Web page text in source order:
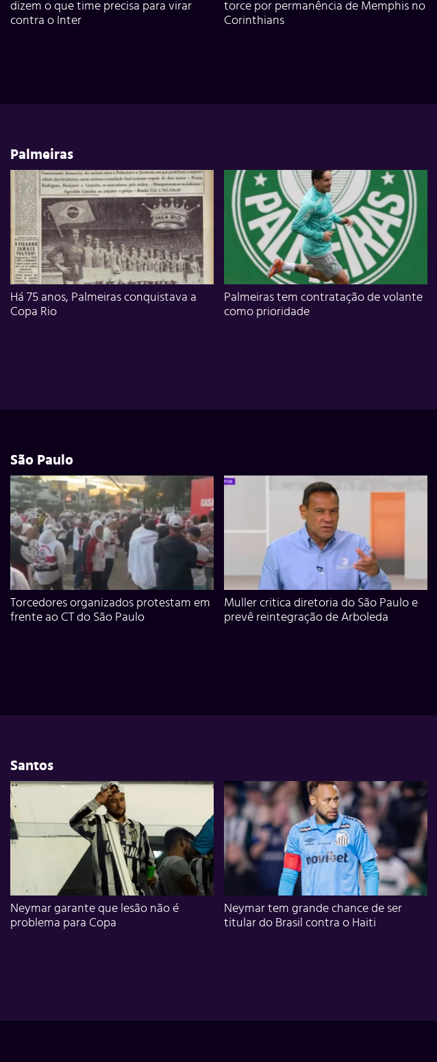
dizem o que time precisa para virar
contra o Inter
torce por permanência de Memphis no
Corinthians
Palmeiras
Há 75 anos, Palmeiras conquistava a
Copa Rio
Palmeiras tem contratação de volante
como prioridade
São Paulo
Torcedores organizados protestam em
frente ao CT do São Paulo
Muller critica diretoria do São Paulo e
prevê reintegração de Arboleda
Santos
Neymar garante que lesão não é
problema para Copa
Neymar tem grande chance de ser
titular do Brasil contra o Haiti